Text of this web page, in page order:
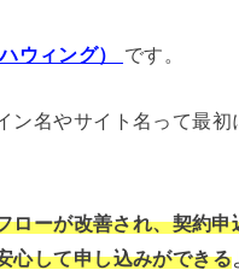
ウィング） です。
ン名やサイト名って最
ーが改善され、契約申
心して申し込みができる